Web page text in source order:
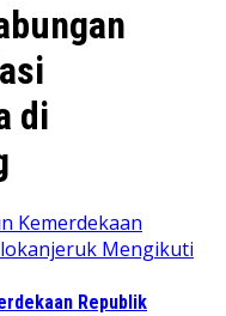
di
Republik